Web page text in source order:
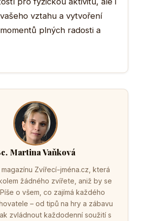
vztahu a vytvoření
plných radosti a
Martina Vaňková
Zvířecí-jména.cz, která
žádného zvířete, aniž by se
o všem, co zajímá každého
– od tipů na hry a zábavu
zvládnout každodenní soužití s